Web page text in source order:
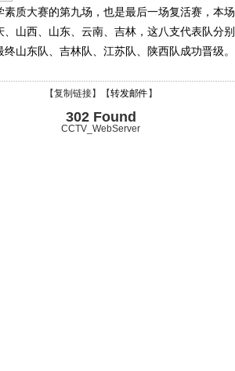
质大赛的第九场，也是最后一场复活赛，本
山西、山东、云南、吉林，这八支代表队分
山东队、吉林队、江苏队、陕西队成功晋级。
【复制链接】【转发邮件 】
302 Found
CCTV_WebServer